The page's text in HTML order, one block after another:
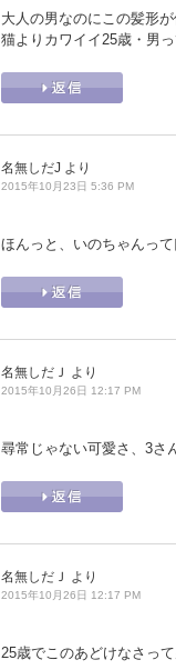
大人の男なのにこの髪形
猫よりカワイイ25歳・男
名無しだJ より
2015年10月23日 5:36 PM
ほんっと、いのちゃんっ
名無しだＪ より
2015年10月26日 12:17 PM
尋常じゃない可愛さ、3さ
名無しだＪ より
2015年10月26日 12:17 PM
25歳でこのあどけなさっ